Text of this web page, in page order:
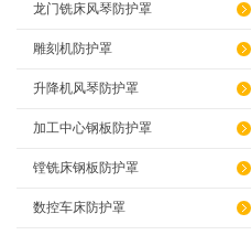
龙门铣床风琴防护罩
雕刻机防护罩
升降机风琴防护罩
加工中心钢板防护罩
镗铣床钢板防护罩
数控车床防护罩